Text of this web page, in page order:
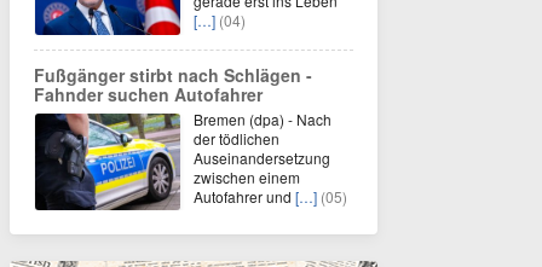
[…] (04)
Fußgänger stirbt nach Schlägen -
Fahnder suchen Autofahrer
Bremen (dpa) - Nach
der tödlichen
Auseinandersetzung
zwischen einem
Autofahrer und […] (05)